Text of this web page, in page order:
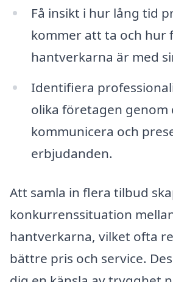
Få insikt i hur lång tid
kommer att ta och hur
hantverkarna är med
Identifiera
olika företagen genom
kommunicera och
erbjudanden.
Att samla in flera tilbud
konkurrenssituation
hantverkarna, vilket ofta
bättre pris och service.